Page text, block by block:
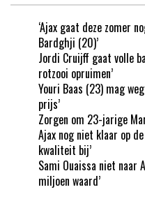
‘Ajax gaat deze zomer
Bardghji (20)’
Jordi Cruijff gaat volle
rotzooi opruimen’
Youri Baas (23) mag
prijs’
Zorgen om 23-jarige
Ajax nog niet klaar op
kwaliteit bij’
Sami Ouaissa niet naar
miljoen waard’